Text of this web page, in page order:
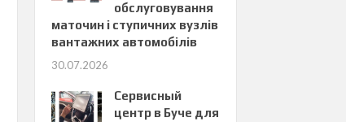
обслуговування
маточин і ступичних вузлів
вантажних автомобілів
30.07.2026
Сервисный
центр в Буче для